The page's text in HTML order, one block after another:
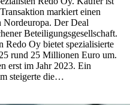
markiert einen
Nordeuropa. Der Deal
Beteiligungsgesellschaft.
Redo Oy bietet spezialisierte
rund 25 Millionen Euro um.
erst im Jahr 2023. Ein
steigerte die…